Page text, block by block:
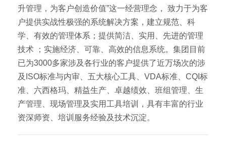
升管理，为客户创造价值”这一经营理念， 致力于为客
户提供实战性极强的系统解决方案，建立规范、科
学、有效的管理体系；提供简洁、实用、先进的管理
技术 ；实施经济、可靠、高效的信息系统。集团目前
已为3000多家涉及各行业的客户提供了近万场次的涉
及ISO标准与内审、五大核心工具、VDA标准、CQI标
准、六西格玛、精益生产、卓越绩效、班组管理、生
产管理、现场管理及实用工具培训，具有丰富的行业
资深师资、培训服务经验及技术沉淀。